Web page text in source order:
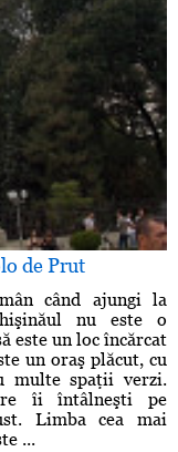
de Prut
când ajungi la
nu este o
este un loc încărcat
un oraş plăcut, cu
multe spaţii verzi.
îi întâlneşti pe
Limba cea mai
...